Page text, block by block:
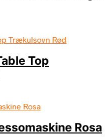
kr..
Top
Rosa